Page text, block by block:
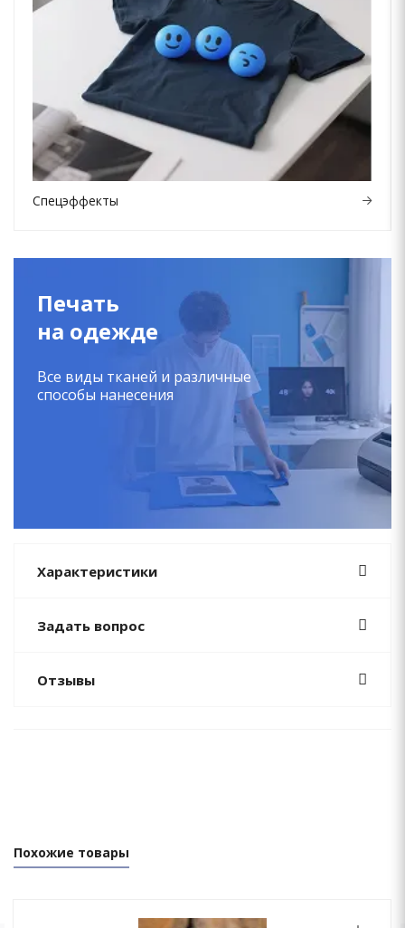
Спецэффекты
Печать
на одежде
Все виды тканей и различные
способы нанесения
Характеристики
Задать вопрос
Отзывы
Похожие товары